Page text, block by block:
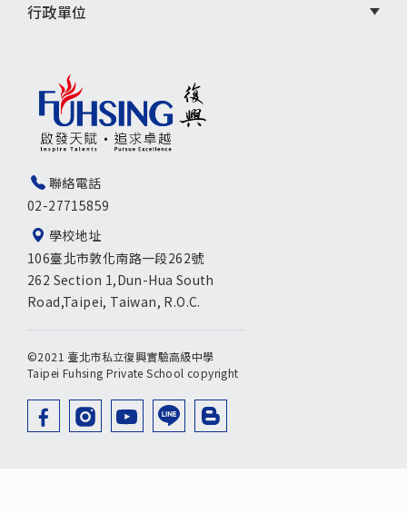
聯絡電話
02-27715859
學校地址
106臺北市敦化南路一段262號
262 Section 1,Dun-Hua South
Road,Taipei, Taiwan, R.O.C.
©2021 臺北市私立復興實驗高級中學
Taipei Fuhsing Private School copyright
行政單位